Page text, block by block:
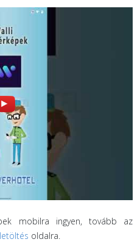
mobilra ingyen, tovább az
oldalra.